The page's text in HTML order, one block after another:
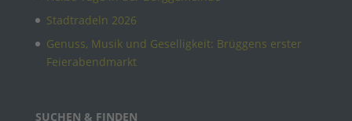
Stadtradeln 2026
Genuss, Musik und Geselligkeit: Brüggens erster
Feierabendmarkt
SUCHEN & FINDEN